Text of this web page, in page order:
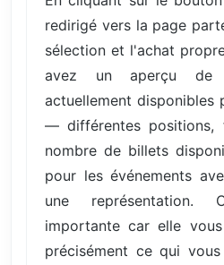
redirigé vers la page
sélection et l'achat
avez un aperçu
actuellement disponibles
— différentes positions,
nombre de billets
pour les événements
une représentation.
importante car elle
précisément ce qui